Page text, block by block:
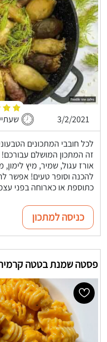
3/2/2021 שעתיים
לכל חובבי המתכונים
זה המתכון המושלם
אורז עגול, שמיר, מיץ
להכנה וסופר טעים! אפשר
כתוספת או כארוחה בפני
כניסה למתכון
פסטה שמנת בטטה